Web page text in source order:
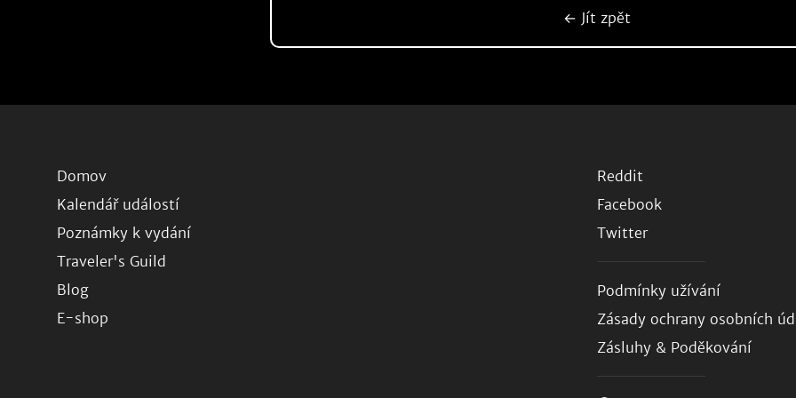
← Jít zpět
Domov
Kalendář událostí
Poznámky k vydání
Traveler's Guild
Blog
E-shop
Reddit
Facebook
Twitter
Podmínky užívání
Zásady ochrany osobních
Zásluhy & Poděkování